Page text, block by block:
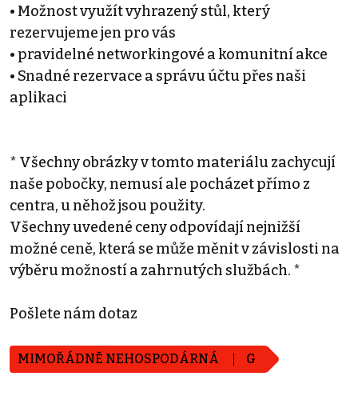
• Možnost využít vyhrazený stůl, který
rezervujeme jen pro vás
• pravidelné networkingové a komunitní akce
• Snadné rezervace a správu účtu přes naši
aplikaci
* Všechny obrázky v tomto materiálu zachycují
naše pobočky, nemusí ale pocházet přímo z
centra, u něhož jsou použity.
Všechny uvedené ceny odpovídají nejnižší
možné ceně, která se může měnit v závislosti na
výběru možností a zahrnutých službách. *
Pošlete nám dotaz
MIMOŘÁDNĚ NEHOSPODÁRNÁ G